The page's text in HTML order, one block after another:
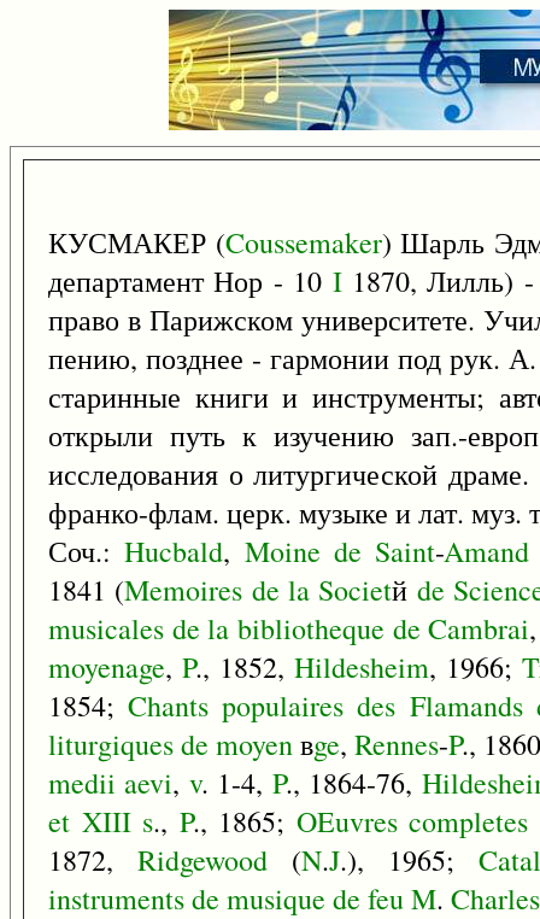
КУСМАКЕР (Coussemaker) Шарль
департамент Нор - 10 I1870, Лилль) -
право в Парижском университете.
пению, позднее - гармонии под рук.
старинные книги и инструменты;
открыли путь к изучению зап.-
исследования о литургической
франко-флам. церк. музыке и лат. муз.
Соч.:Hucbald, Moine de Saint-Amand
1841 (Memoires de la Societй de
musicales de la bibliotheque de Cambrai
moyenage, P., 1852, Hildesheim, 1966;
1854;Chants populaires des Flamands
liturgiquesde moyenвge, Rennes-P.,
medii aevi, v. 1-4, P., 1864-76,
et XIII s., P., 1865; OEuvres completes
1872, Ridgewood(N.J.), 1965;
instrumentsde musique de feuM. Charles